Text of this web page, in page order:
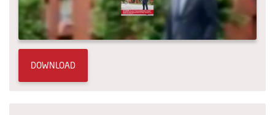
DOWNLOAD